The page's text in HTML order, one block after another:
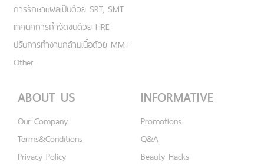
การรักษาแผลเป็นด้วย SRT, SMT
เทคนิคการกำจัดขนด้วย HRE
ปรับการทำงานกล้ามเนื้อด้วย MMT
Other
ABOUT US
Our Company
Terms&Conditions
Privacy Policy
INFORMATIVE
Promotions
Q&A
Beauty Hacks